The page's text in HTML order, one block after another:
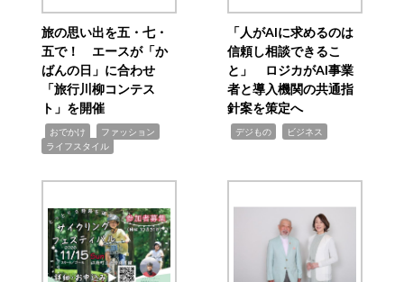
旅の思い出を五・七・
五で！ エースが「か
ばんの日」に合わせ
「旅行川柳コンテス
ト」を開催
おでかけ ファッション
ライフスタイル
「人がAIに求めるのは
信頼し相談できるこ
と」 ロジカがAI事業
者と導入機関の共通指
針案を策定へ
デジもの ビジネス